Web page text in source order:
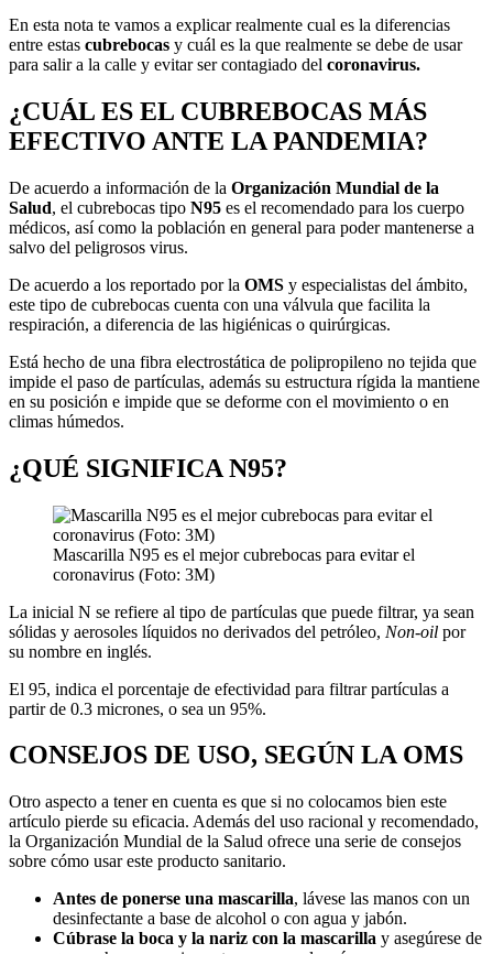
En esta nota te vamos a explicar realmente cual es la diferencias
entre estas cubrebocas y cuál es la que realmente se debe de usar
para salir a la calle y evitar ser contagiado del coronavirus.
¿CUÁL ES EL CUBREBOCAS MÁS
EFECTIVO ANTE LA PANDEMIA?
De acuerdo a información de la Organización Mundial de la
Salud, el cubrebocas tipo N95 es el recomendado para los cuerpo
médicos, así como la población en general para poder mantenerse a
salvo del peligrosos virus.
De acuerdo a los reportado por la OMS y especialistas del ámbito,
este tipo de cubrebocas cuenta con una válvula que facilita la
respiración, a diferencia de las higiénicas o quirúrgicas.
Está hecho de una fibra electrostática de polipropileno no tejida que
impide el paso de partículas, además su estructura rígida la mantiene
en su posición e impide que se deforme con el movimiento o en
climas húmedos.
¿QUÉ SIGNIFICA N95?
Mascarilla N95 es el mejor cubrebocas para evitar el
coronavirus (Foto: 3M)
La inicial N se refiere al tipo de partículas que puede filtrar, ya sean
sólidas y aerosoles líquidos no derivados del petróleo, Non-oil por
su nombre en inglés.
El 95, indica el porcentaje de efectividad para filtrar partículas a
partir de 0.3 micrones, o sea un 95%.
CONSEJOS DE USO, SEGÚN LA OMS
Otro aspecto a tener en cuenta es que si no colocamos bien este
artículo pierde su eficacia. Además del uso racional y recomendado,
la Organización Mundial de la Salud ofrece una serie de consejos
sobre cómo usar este producto sanitario.
Antes de ponerse una mascarilla, lávese las manos con un
desinfectante a base de alcohol o con agua y jabón.
Cúbrase la boca y la nariz con la mascarilla y asegúrese de